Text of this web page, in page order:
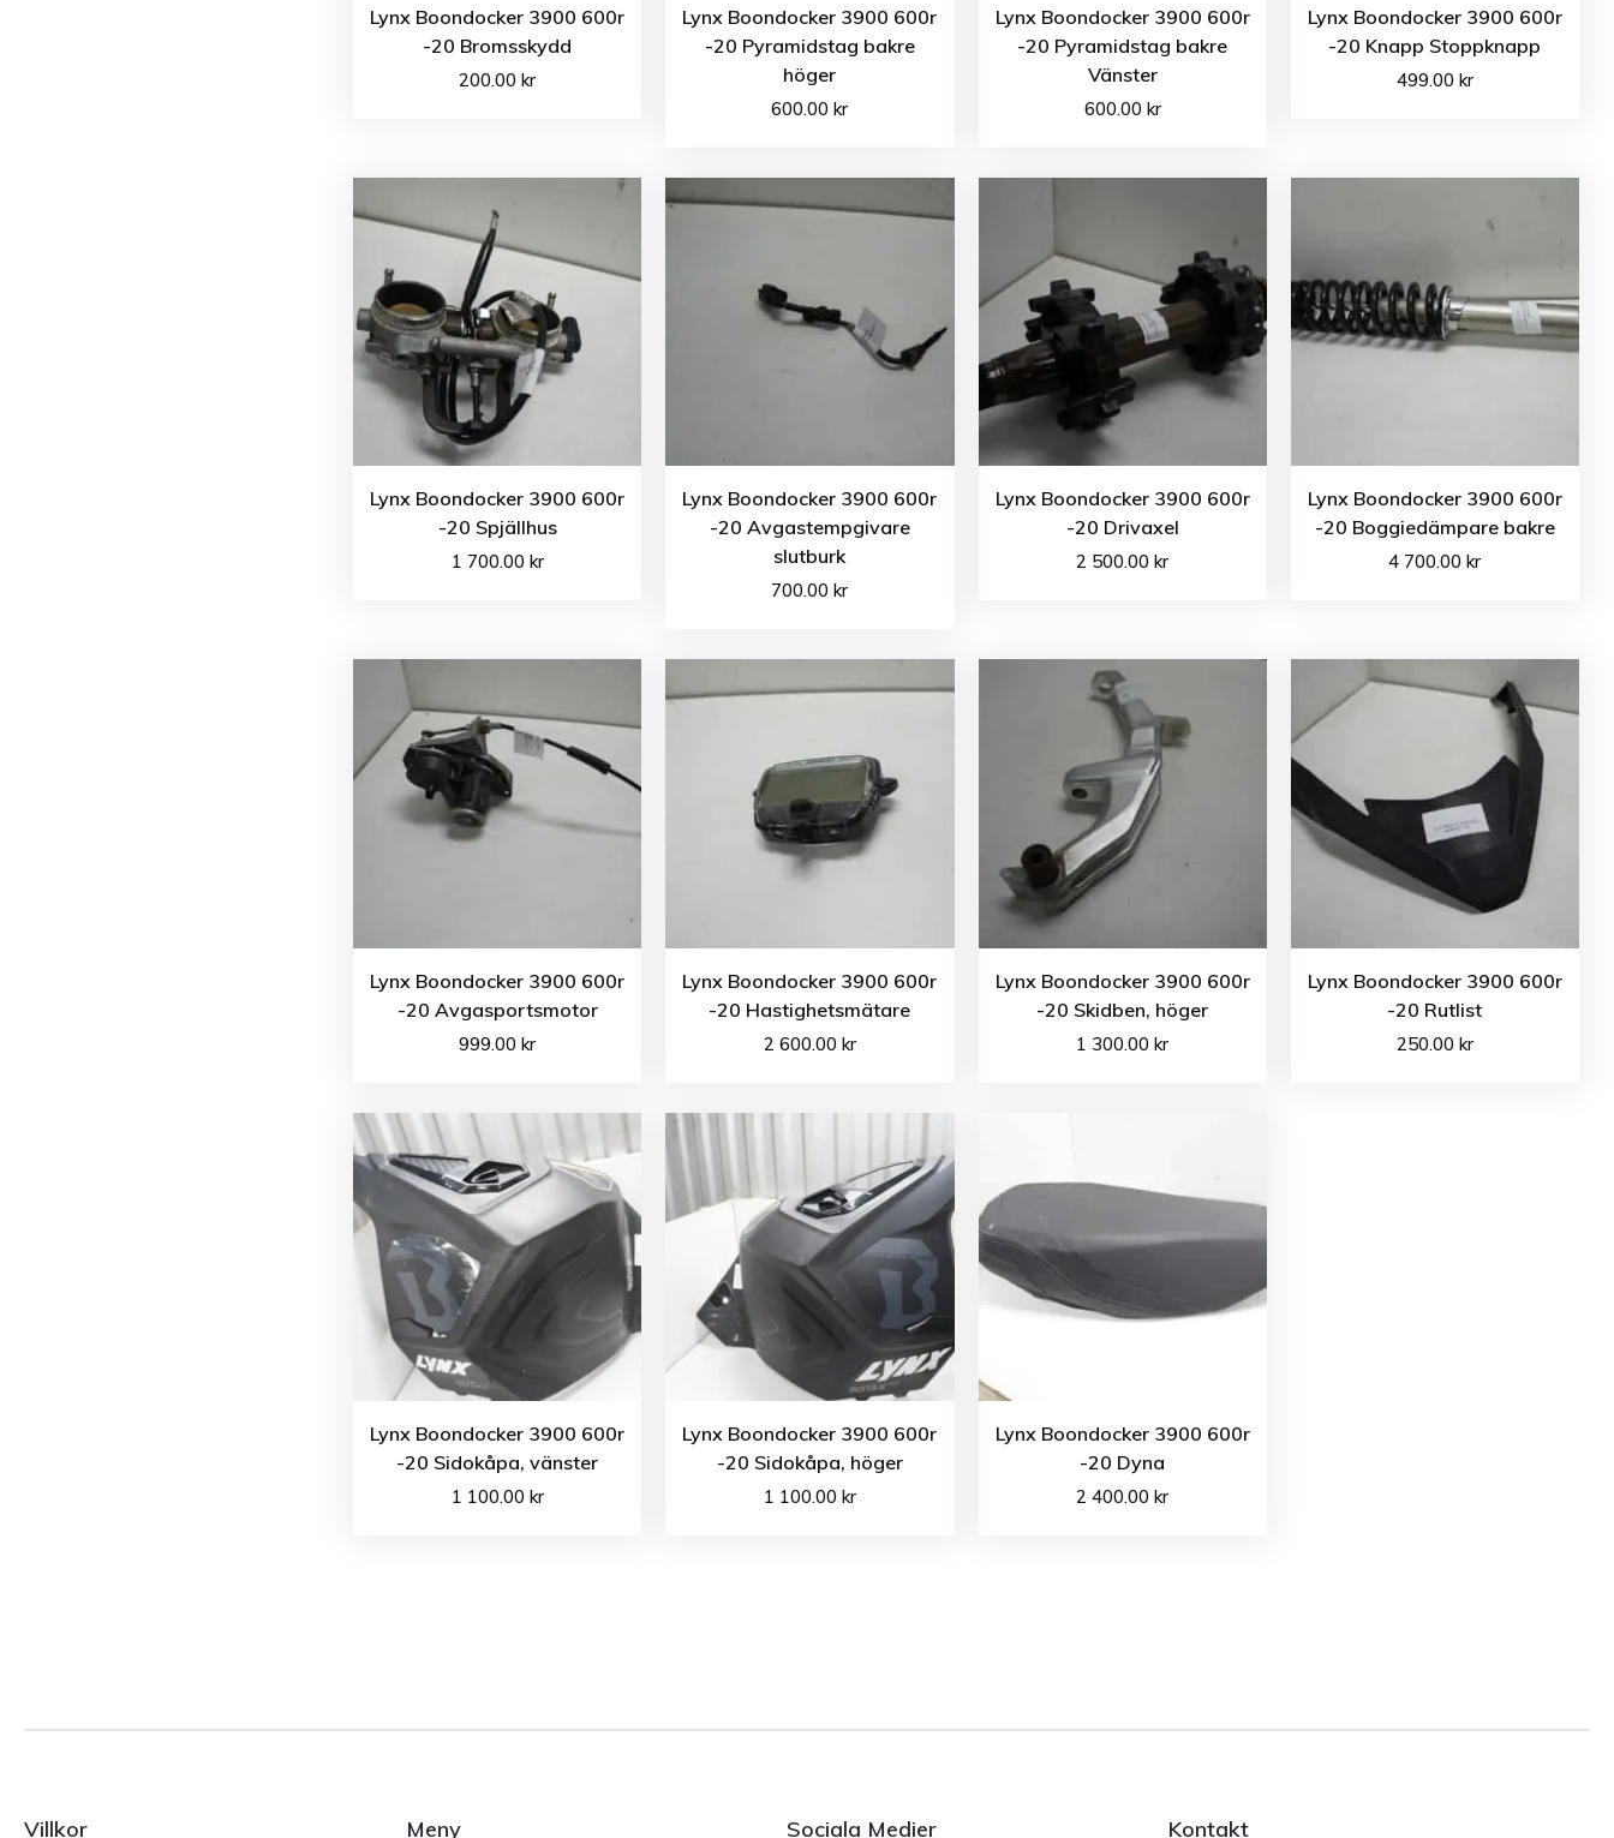
Lynx Boondocker 3900 600r
-20 Bromsskydd
200.00kr
Lynx Boondocker 3900 600r
-20 Pyramidstag bakre
höger
600.00kr
Lynx Boondocker 3900 600r
-20 Pyramidstag bakre
Vänster
600.00 kr
Lynx Boondocker 3900 600r
-20 Knapp Stoppknapp
499.00 kr
Lynx Boondocker 3900 600r
-20 Spjällhus
1 700.00 kr
Lynx Boondocker 3900 600r
-20 Avgastempgivare
slutburk
700.00kr
Lynx Boondocker 3900 600r
-20 Drivaxel
2 500.00kr
Lynx Boondocker 3900 600r
-20 Boggiedämpare bakre
4 700.00kr
Lynx Boondocker 3900 600r
-20 Avgasportsmotor
999.00kr
Lynx Boondocker 3900 600r
-20 Hastighetsmätare
2 600.00 kr
Lynx Boondocker 3900 600r
-20 Skidben, höger
1 300.00kr
Lynx Boondocker 3900 600r
-20 Rutlist
250.00 kr
Lynx Boondocker 3900 600r
-20 Sidokåpa, vänster
1 100.00 kr
Lynx Boondocker 3900 600r
-20 Sidokåpa, höger
1 100.00 kr
Lynx Boondocker 3900 600r
-20 Dyna
2 400.00kr
Villkor Meny Sociala Medier Kontakt